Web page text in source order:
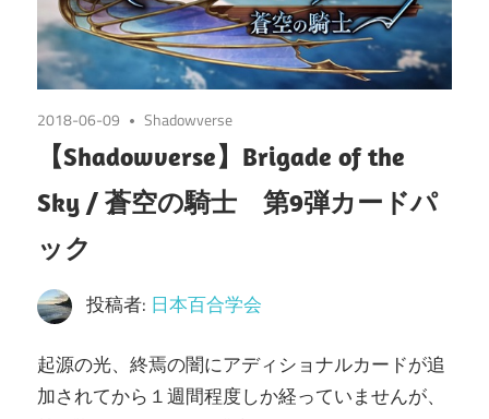
2018-06-09 Shadowverse
【Shadowverse】Brigade of the
Sky / 蒼空の騎士 第9弾カードパ
ック
投稿者: 日本百合学会
起源の光、終焉の闇にアディショナルカードが追
加されてから１週間程度しか経っていませんが、